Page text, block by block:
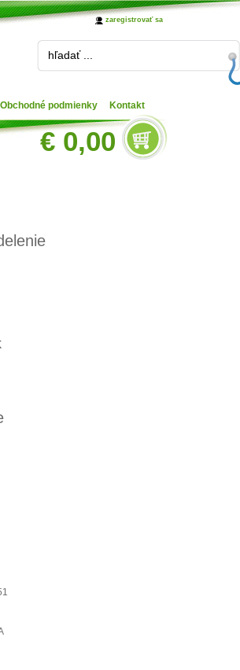
zaregistrovať sa
Obchodné podmienky Kontakt
€ 0,00
hľadať ...